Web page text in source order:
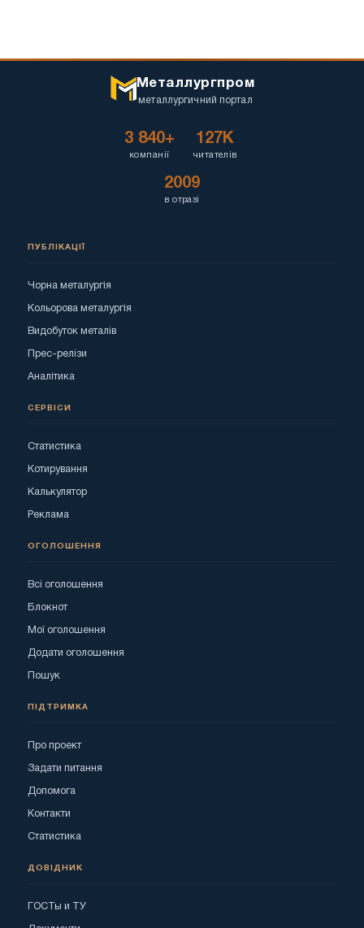
Металлургпром
металлургичний портал
3 840+
компанії
127K
читателів
2009
в отразі
ПУБЛІКАЦІЇ
Чорна металургія
Кольорова металургія
Видобуток металів
Прес-релізи
Аналітика
СЕРВІСИ
Статистика
Котирування
Калькулятор
Реклама
ОГОЛОШЕННЯ
Всі оголошення
Блокнот
Мої оголошення
Додати оголошення
Пошук
ПІДТРИМКА
Про проект
Задати питання
Допомога
Контакти
Статистика
ДОВІДНИК
ГОСТы и ТУ